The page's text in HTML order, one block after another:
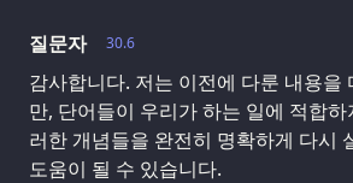
30.6
질문자
감사합니다. 저는 이전에 다룬 내용을
만, 단어들이 우리가 하는 일에 적합
러한 개념들을 완전히 명확하게 다시
도움이 될 수 있습니다.